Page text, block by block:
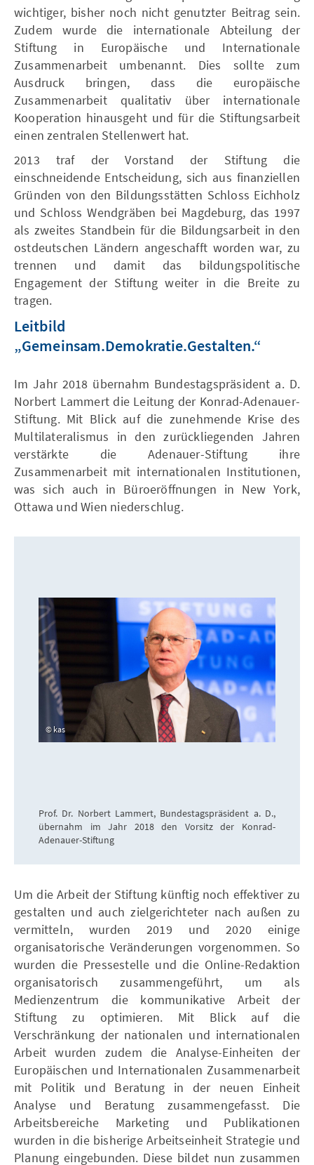
wichtiger, bisher noch nicht genutzter Beitrag sein.
Zudem wurde die internationale Abteilung der
Stiftung in Europäische und Internationale
Zusammenarbeit umbenannt. Dies sollte zum
Ausdruck bringen, dass die europäische
Zusammenarbeit qualitativ über internationale
Kooperation hinausgeht und für die Stiftungsarbeit
einen zentralen Stellenwert hat.
2013 traf der Vorstand der Stiftung die
einschneidende Entscheidung, sich aus finanziellen
Gründen von den Bildungsstätten Schloss Eichholz
und Schloss Wendgräben bei Magdeburg, das 1997
als zweites Standbein für die Bildungsarbeit in den
ostdeutschen Ländern angeschafft worden war, zu
trennen und damit das bildungspolitische
Engagement der Stiftung weiter in die Breite zu
tragen.
Leitbild
„Gemeinsam.Demokratie.Gestalten.“
Im Jahr 2018 übernahm Bundestagspräsident a. D.
Norbert Lammert die Leitung der Konrad-Adenauer-
Stiftung. Mit Blick auf die zunehmende Krise des
Multilateralismus in den zurückliegenden Jahren
verstärkte die Adenauer-Stiftung ihre
Zusammenarbeit mit internationalen Institutionen,
was sich auch in Büroeröffnungen in New York,
Ottawa und Wien niederschlug.
kas
Prof. Dr. Norbert Lammert, Bundestagspräsident a. D.,
übernahm im Jahr 2018 den Vorsitz der Konrad-
Adenauer-Stiftung
Um die Arbeit der Stiftung künftig noch effektiver zu
gestalten und auch zielgerichteter nach außen zu
vermitteln, wurden 2019 und 2020 einige
organisatorische Veränderungen vorgenommen. So
wurden die Pressestelle und die Online-Redaktion
organisatorisch zusammengeführt, um als
Medienzentrum die kommunikative Arbeit der
Stiftung zu optimieren. Mit Blick auf die
Verschränkung der nationalen und internationalen
Arbeit wurden zudem die Analyse-Einheiten der
Europäischen und Internationalen Zusammenarbeit
mit Politik und Beratung in der neuen Einheit
Analyse und Beratung zusammengefasst. Die
Arbeitsbereiche Marketing und Publikationen
wurden in die bisherige Arbeitseinheit Strategie und
Planung eingebunden. Diese bildet nun zusammen